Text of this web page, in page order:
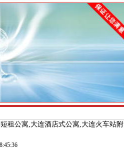
租公寓,大连酒店式公寓,大连火车站附